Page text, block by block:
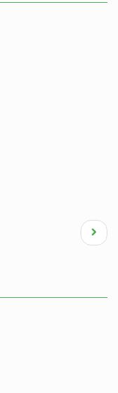
Next
page